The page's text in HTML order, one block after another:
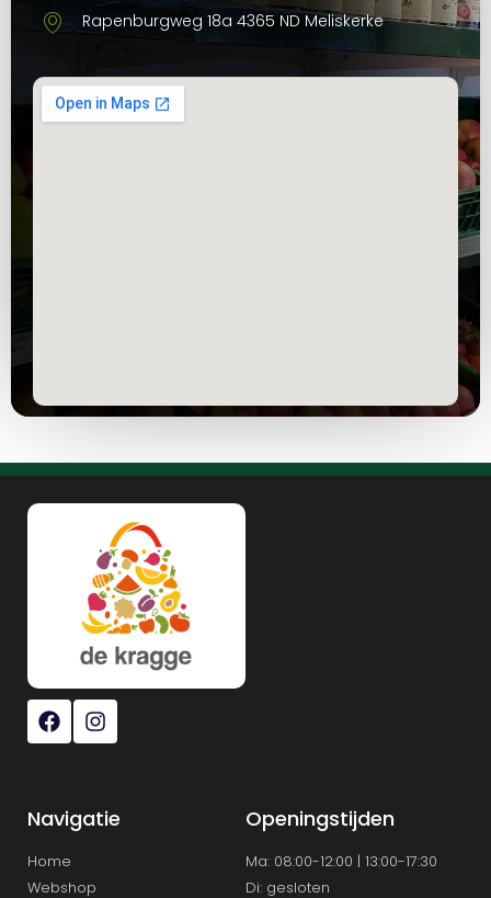
Rapenburgweg 18a 4365 ND Meliskerke
Navigatie
Home
Webshop
Openingstijden
Ma: 08:00-12:00 | 13:00-17:30
Di: gesloten